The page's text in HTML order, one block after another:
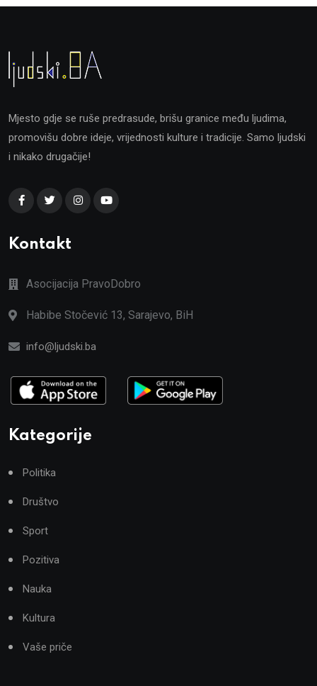
Mjesto gdje se ruše predrasude, brišu granice među ljudima,
promovišu dobre ideje, vrijednosti kulture i tradicije. Samo ljudski
i nikako drugačije!
Kontakt
Asocijacija PravoDobro
Habibe Stočević 13, Sarajevo, BiH
info@ljudski.ba
Kategorije
Politika
Društvo
Sport
Pozitiva
Nauka
Kultura
Vaše priče